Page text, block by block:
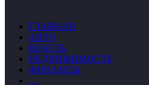
ГЛАВНАЯ
АВТО
ВЛАСТЬ
НЕДВИЖИМОСТЬ
ФИНАНСЫ
…